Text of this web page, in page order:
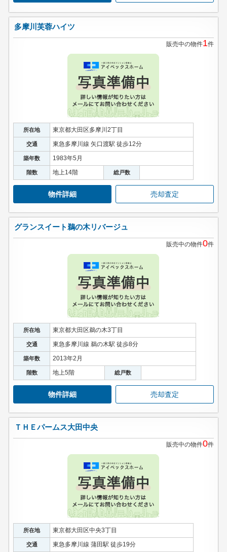
多摩川芙蓉ハイツ
販売中の物件1件
所在地 東京都大田区多摩川2丁目
交通 東急多摩川線 矢口渡駅 徒歩12分
築年数 1983年5月
階数 地上14階 総戸数
物件詳細 売却査定
グランスイート鵜の木リバージュ
販売中の物件0件
所在地 東京都大田区鵜の木3丁目
交通 東急多摩川線 鵜の木駅 徒歩8分
築年数 2013年2月
階数 地上5階 総戸数
物件詳細 売却査定
ＴＨＥパームス大田中央
販売中の物件0件
所在地 東京都大田区中央3丁目
交通 東急多摩川線 蒲田駅 徒歩19分